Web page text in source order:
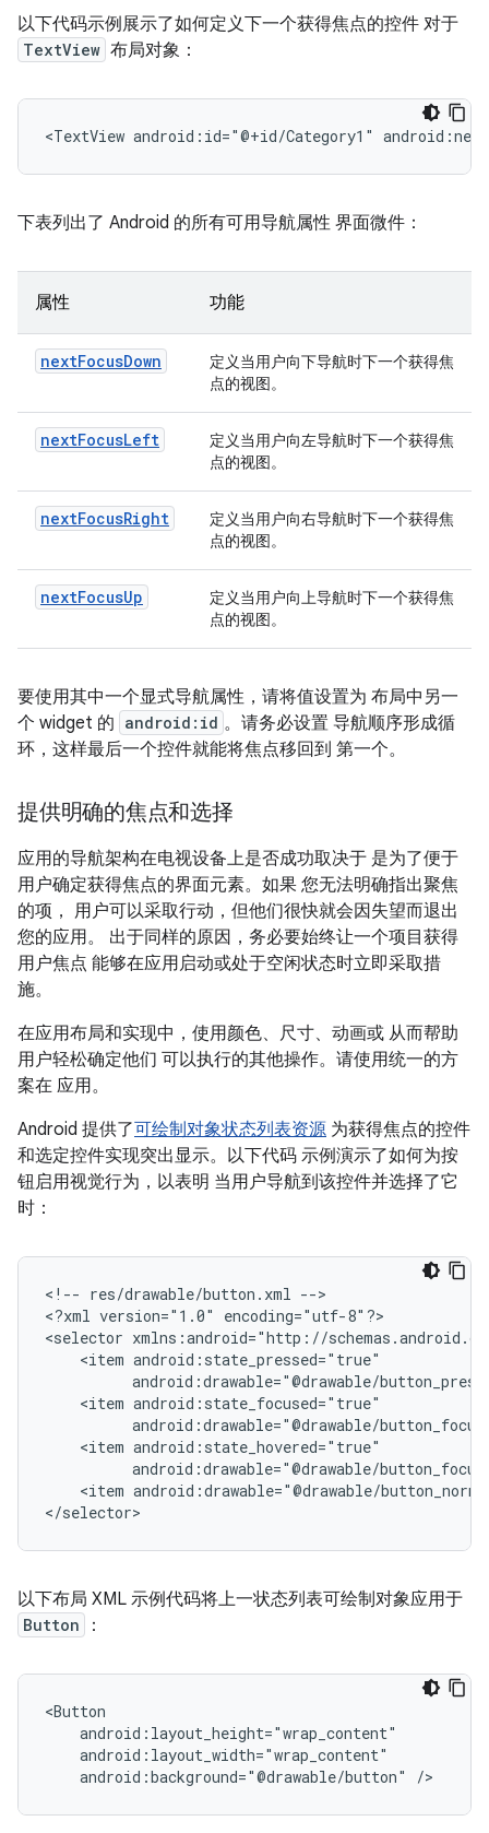
以下代码示例展示了如何定义下一个获得焦点的控件 对于
TextView 布局对象：
<TextView android:id="@+id/Category1"
下表列出了 Android 的所有可用导航属性 界面微件：
属性 功能
nextFocusDown
定义当用户向下导航时下一个获得焦
点的视图。
nextFocusLeft
定义当用户向左导航时下一个获得焦
点的视图。
nextFocusRight
定义当用户向右导航时下一个获得焦
点的视图。
nextFocusUp
定义当用户向上导航时下一个获得焦
点的视图。
要使用其中一个显式导航属性，请将值设置为 布局中另一
个 widget 的 android:id 。请务必设置 导航顺序形成循
环，这样最后一个控件就能将焦点移回到 第一个。
提供明确的焦点和选择
应用的导航架构在电视设备上是否成功取决于 是为了便于
用户确定获得焦点的界面元素。如果 您无法明确指出聚焦
的项， 用户可以采取行动，但他们很快就会因失望而退出
您的应用。 出于同样的原因，务必要始终让一个项目获得
用户焦点 能够在应用启动或处于空闲状态时立即采取措
施。
在应用布局和实现中，使用颜色、尺寸、动画或 从而帮助
用户轻松确定他们 可以执行的其他操作。请使用统一的方
案在 应用。
Android 提供了可绘制对象状态列表资源 为获得焦点的控件
和选定控件实现突出显示。以下代码 示例演示了如何为按
钮启用视觉行为，以表明 当用户导航到该控件并选择了它
时：
<!-- res/drawable/button.xml -->
<?xml version="1.0"
encoding="utf-8"?>
<selector
<item
android:drawable="@drawable/
<item
android:drawable="@drawable/
<item
android:drawable="@drawable/
<item android:drawable="@drawable/
以下布局 XML 示例代码将上一状态列表可绘制对象应用于
Button ：
android:background="@drawable/button"